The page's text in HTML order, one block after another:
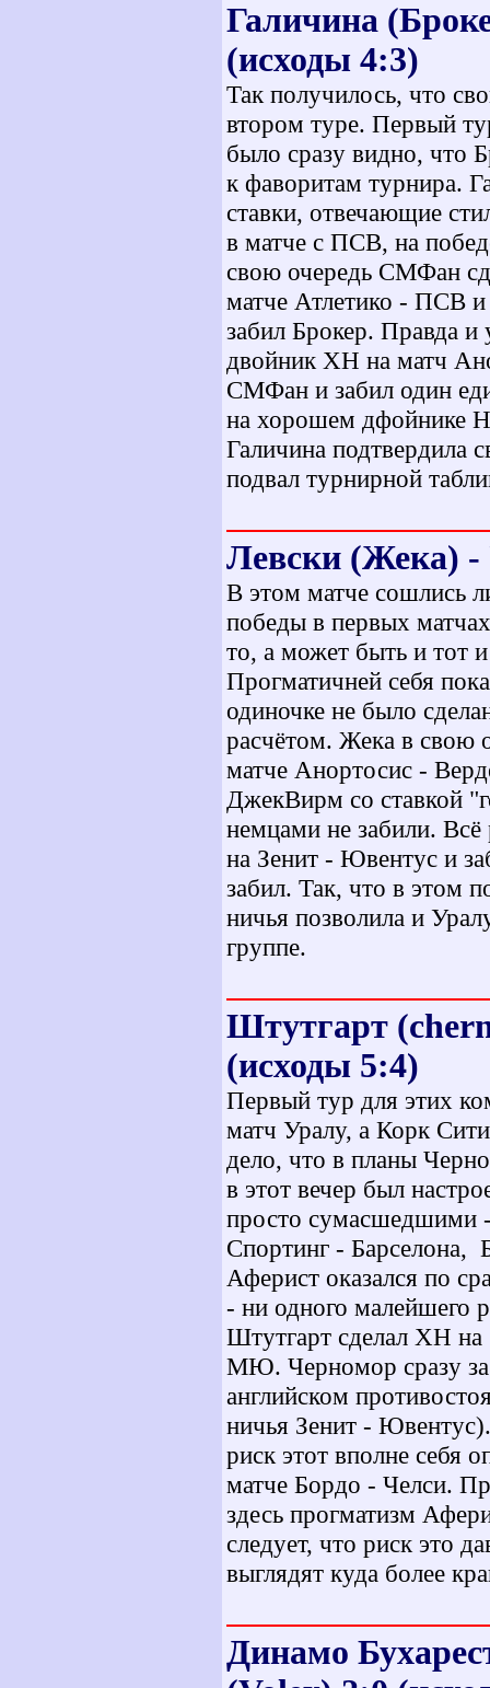
Галичина
(исходы 4:3)
Так получилось, что
втором туре. Первый
было сразу видно, что
к фаворитам турнира.
ставки, отвечающие
в матче с ПСВ, на
свою очередь СМФан
матче Атлетико - ПСВ и
забил Брокер. Правда и
двойник ХН на матч
СМФан и забил один
на хорошем дфойнике
Галичина подтвердила
подвал турнирной
Левски (Жека) -
В этом матче сошлись
победы в первых
то, а может быть и тот
Прогматичней себя
одиночке не было
расчётом. Жека в свою
матче Анортосис -
ДжекВирм со ставкой
немцами не забили.
на Зенит - Ювентус и
забил. Так, что в этом
ничья позволила и
группе.
Штутгарт
(исходы 5:4)
Первый тур для этих
матч Уралу, а Корк
дело, что в планы
в этот вечер был
просто сумасшедшими
Спортинг -
Аферист оказался по
- ни одного малейшего
Штутгарт сделал ХН
МЮ. Черномор сразу
английском
ничья Зенит -
риск этот вполне себя
матче Бордо - Челси.
здесь прогматизм
следует, что риск это
выглядят куда более
Динамо